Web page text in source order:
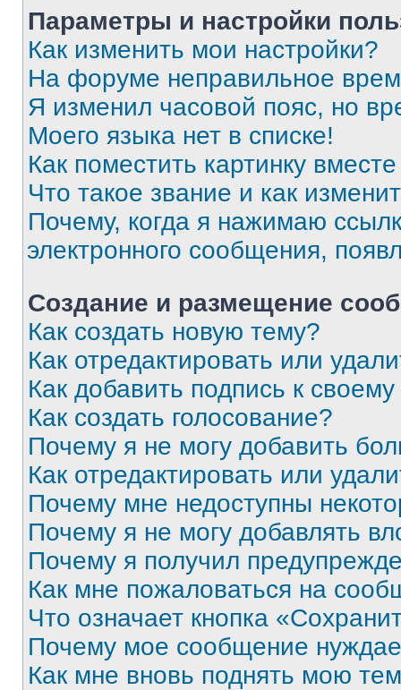
Параметры и настройки
Как изменить мои настройки?
На форуме неправильное
Я изменил часовой пояс, но
Моего языка нет в списке!
Как поместить картинку
Что такое звание и как
Почему, когда я нажимаю
электронного сообщения,
Создание и размещение
Как создать новую тему?
Как отредактировать или
Как добавить подпись к
Как создать голосование?
Почему я не могу добавить
Как отредактировать или
Почему мне недоступны
Почему я не могу добавлять
Почему я получил
Как мне пожаловаться на
Что означает кнопка
Почему мое сообщение
Как мне вновь поднять мою